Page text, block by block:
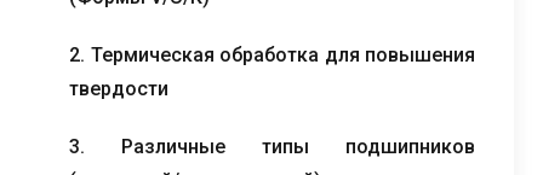
2. Термическая обработка для повышения
твердости
3. Различные типы подшипников